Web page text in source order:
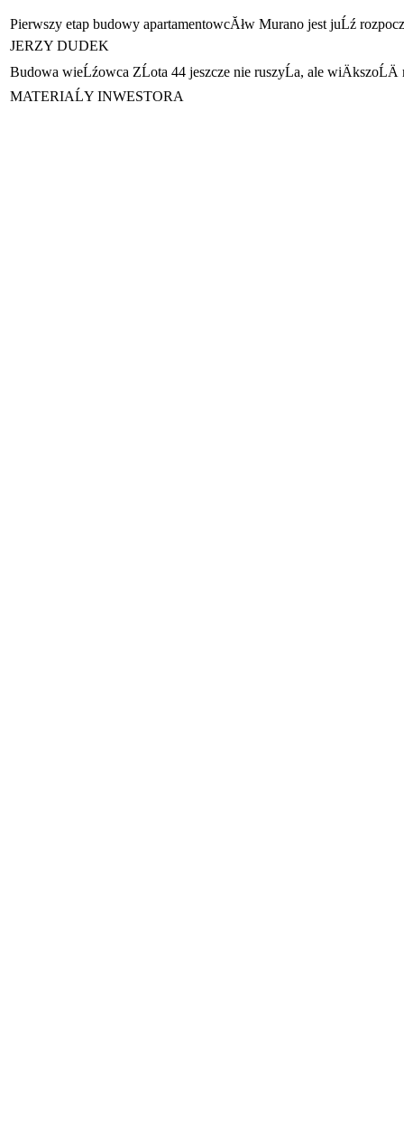
Pierwszy etap budowy apartamentowcĂłw Murano jest juĹź
JERZY DUDEK
Budowa wieĹźowca ZĹota 44 jeszcze nie ruszyĹa, ale
MATERIAĹY INWESTORA